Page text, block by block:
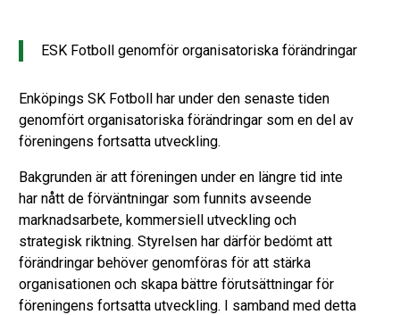
ESK Fotboll genomför organisatoriska förändringar
Enköpings SK Fotboll har under den senaste tiden
genomfört organisatoriska förändringar som en del av
föreningens fortsatta utveckling.
Bakgrunden är att föreningen under en längre tid inte
har nått de förväntningar som funnits avseende
marknadsarbete, kommersiell utveckling och
strategisk riktning. Styrelsen har därför bedömt att
förändringar behöver genomföras för att stärka
organisationen och skapa bättre förutsättningar för
föreningens fortsatta utveckling. I samband med detta